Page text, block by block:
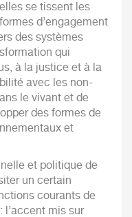
se tissent les
d’engagement
des systèmes
qui
à la justice et à la
avec les non-
le vivant et de
des formes de
et
et politique de
un certain
courants de
l’accent mis sur